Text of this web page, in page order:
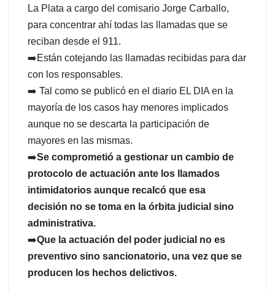
La Plata a cargo del comisario Jorge Carballo,
para concentrar ahí todas las llamadas que se
reciban desde el 911.
➡️Están cotejando las llamadas recibidas para dar
con los responsables.
➡️ Tal como se publicó en el diario EL DIA en la
mayoría de los casos hay menores implicados
aunque no se descarta la participación de
mayores en las mismas.
➡️Se comprometió a gestionar un cambio de
protocolo de actuación ante los llamados
intimidatorios aunque recalcó que esa
decisión no se toma en la órbita judicial sino
administrativa.
➡️Que la actuación del poder judicial no es
preventivo sino sancionatorio, una vez que se
producen los hechos delictivos.